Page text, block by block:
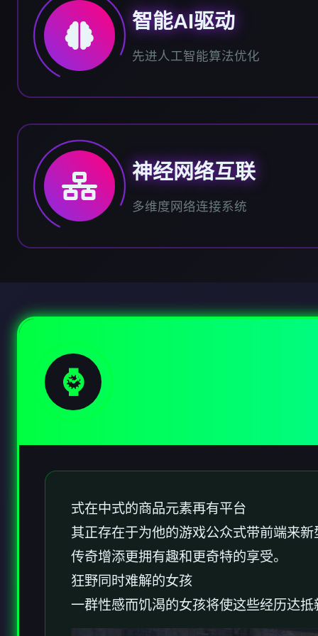
智能AI驱动
先进人工智能算法优化
神经网络互联
多维度网络连接系统
⌚
式在中式的商品元素再有平台
其正存在于为他的游戏公众式带前端来
传奇增添更拥有趣和更奇特的享受。
狂野同时难解的女孩
一群性感而饥渴的女孩将使这些经历达